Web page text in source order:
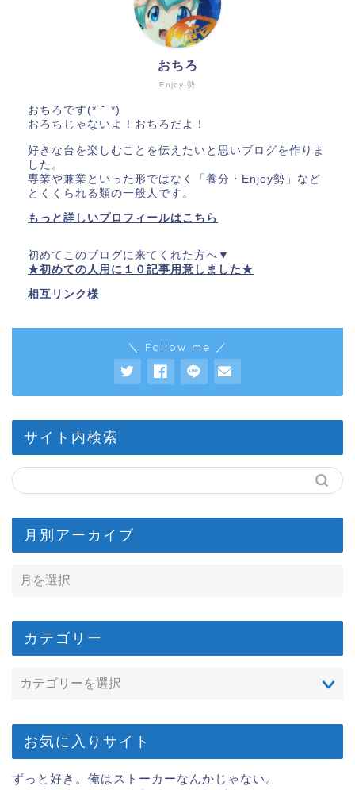
Enjoy!勢
おちろ
おちろです(*˙˘˙*)
おろちじゃないよ！おちろだよ！
好きな台を楽しむことを伝えたいと思いブログを作りま
した。
専業や兼業といった形ではなく「養分・Enjoy勢」など
とくくられる類の一般人です。
もっと詳しいプロフィールはこちら
初めてこのブログに来てくれた方へ▼
★初めての人用に１０記事用意しました★
相互リンク様
＼ Follow me ／
サイト内検索
月別アーカイブ
カテゴリー
お気に入りサイト
ずっと好き。俺はストーカーなんかじゃない。